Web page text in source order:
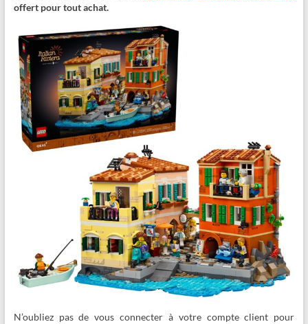
offert pour tout achat.
N’oubliez pas de vous connecter à votre compte client pour